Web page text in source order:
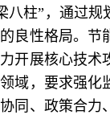
八柱”，通过
良性格局。节
开展核心技术
域，要求强化
同、政策合力